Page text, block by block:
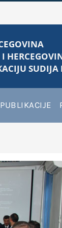
PUBLIKACIJE